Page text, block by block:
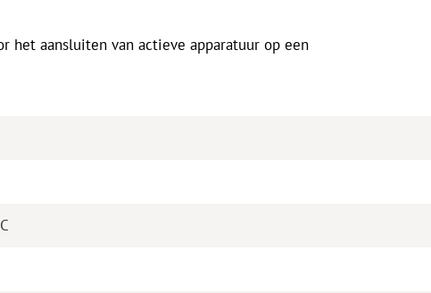
het aansluiten van actieve apparatuur op een